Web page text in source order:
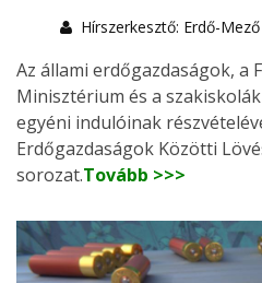
Hírszerkesztő: Erdő-
Az állami erdőgazdaságok, a
Minisztérium és a
egyéni indulóinak
Erdőgazdaságok Közötti
sorozat.Tovább >>>